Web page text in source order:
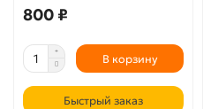
800 ₽
В корзину
Быстрый заказ